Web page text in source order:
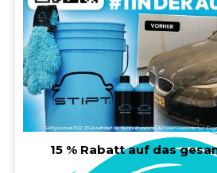
15 % Rabatt auf das